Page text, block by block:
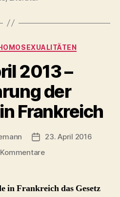
Kategorien
2013 –
der
Frankreich
Beitragsdatum
23. April 2016
zu
2013
in Frankreich das Gesetz